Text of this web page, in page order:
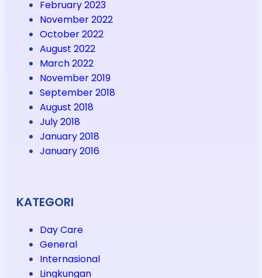
February 2023
November 2022
October 2022
August 2022
March 2022
November 2019
September 2018
August 2018
July 2018
January 2018
January 2016
KATEGORI
Day Care
General
Internasional
Lingkungan